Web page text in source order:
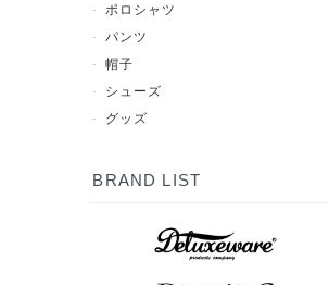
ポロシャツ
パンツ
帽子
シューズ
グッズ
BRAND LIST